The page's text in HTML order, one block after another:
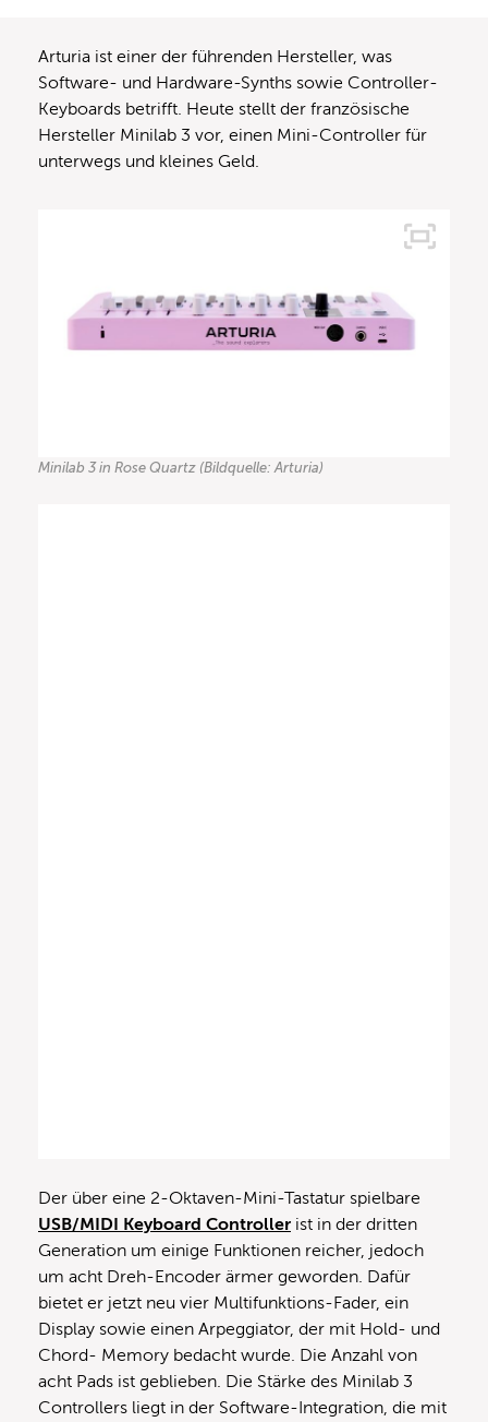
Arturia ist einer der führenden Hersteller, was
Software- und Hardware-Synths sowie Controller-
Keyboards betrifft. Heute stellt der französische
Hersteller Minilab 3 vor, einen Mini-Controller für
unterwegs und kleines Geld.
Minilab 3 in Rose Quartz (Bildquelle: Arturia)
Der über eine 2-Oktaven-Mini-Tastatur spielbare
USB/MIDI Keyboard Controller ist in der dritten
Generation um einige Funktionen reicher, jedoch
um acht Dreh-Encoder ärmer geworden. Dafür
bietet er jetzt neu vier Multifunktions-Fader, ein
Display sowie einen Arpeggiator, der mit Hold- und
Chord- Memory bedacht wurde. Die Anzahl von
acht Pads ist geblieben. Die Stärke des Minilab 3
Controllers liegt in der Software-Integration, die mit